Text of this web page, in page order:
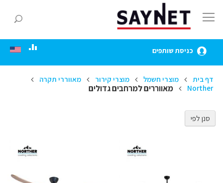
to
Content
כניסת שותפים
דף בית מוצרי חשמל מוצרי קירור
מאווררי תקרה
Norther
מאווררים למרחבים גדולים
סנן לפי